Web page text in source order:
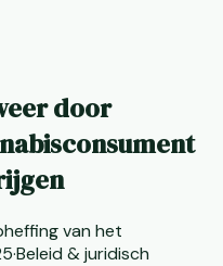
door
van het
·Beleid & juridisch